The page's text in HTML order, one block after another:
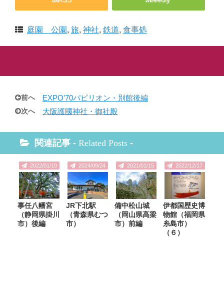
庭園 公園 , 旅, 神社, 鉄道, 食事処
前へ EXPO'70パビリオン・別館後編
次へ 大阪護國神社・御社殿
関連記事 - Related Posts -
2022/01/10
事任八幡宮
（静岡県掛川
市）後編
2024/09/24
JR下北駅
（青森県むつ
市）
2021/01/15
備中松山城
（岡山県高梁
市）前編
2022/12/17
伊都国歴史博
物館（福岡県
糸島市）
（６）